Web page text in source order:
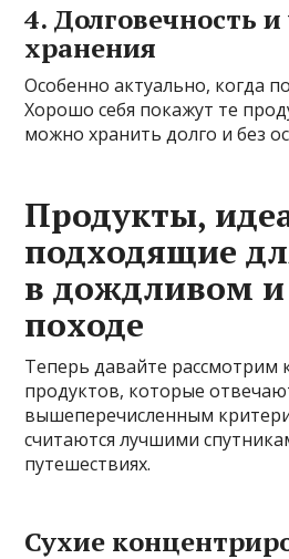
4. Долговечность и
хранения
Особенно актуально, когда
Хорошо себя покажут те
можно хранить долго и без
Продукты,
подходящие
в дождливом
походе
Теперь давайте рассмотрим
продуктов, которые
вышеперечисленным
считаются лучшими
путешествиях.
Сухие